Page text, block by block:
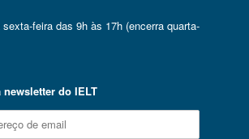
sexta-feira das 9h às 17h (encerra quarta-
newsletter do IELT